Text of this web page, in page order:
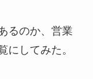
るのか、営業
にしてみた。